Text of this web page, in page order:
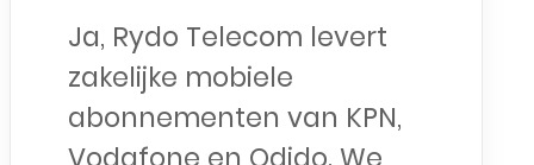
Ja, Rydo Telecom levert
zakelijke mobiele
abonnementen van KPN,